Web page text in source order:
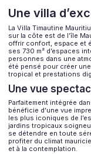
Une villa
La Villa Timautine
sur la côte est de l’île
offrir confort, espace et
ses 730 m² d’espaces
personnes dans une
été pensé pour créer
tropical et prestations
Une vue
Parfaitement intégrée
bénéficie d’une vue
les plus iconiques de
jardins tropicaux
se détendre en toute
profiter du climat
et à la contemplation.